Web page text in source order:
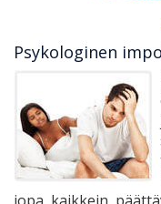
Psykologinen